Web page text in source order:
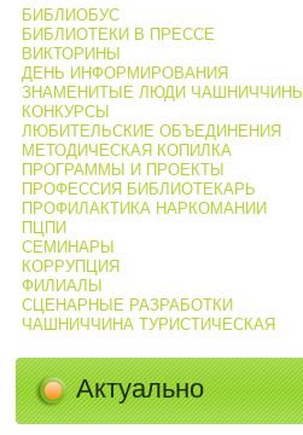
БИБЛИОБУС
БИБЛИОТЕКИ В ПРЕССЕ
ВИКТОРИНЫ
ДЕНЬ ИНФОРМИРОВАНИЯ
ЗНАМЕНИТЫЕ ЛЮДИ ЧАШНИЧЧИНЫ
КОНКУРСЫ
ЛЮБИТЕЛЬСКИЕ ОБЪЕДИНЕНИЯ
МЕТОДИЧЕСКАЯ КОПИЛКА
ПРОГРАММЫ И ПРОЕКТЫ
ПРОФЕССИЯ БИБЛИОТЕКАРЬ
ПРОФИЛАКТИКА НАРКОМАНИИ
ПЦПИ
СЕМИНАРЫ
КОРРУПЦИЯ
ФИЛИАЛЫ
СЦЕНАРНЫЕ РАЗРАБОТКИ
ЧАШНИЧЧИНА ТУРИСТИЧЕСКАЯ
Актуально